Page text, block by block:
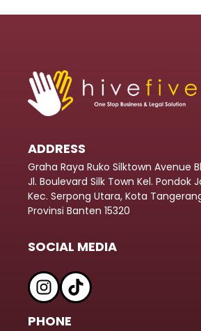
ADDRESS
Graha Raya Ruko Silktown Avenue
Jl. Boulevard Silk Town Kel. Pondok
Kec. Serpong Utara, Kota
Provinsi Banten 15320
SOCIAL MEDIA
PHONE